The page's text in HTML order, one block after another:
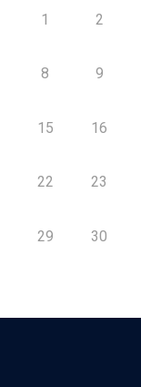
1 2
8 9
15 16
22 23
29 30